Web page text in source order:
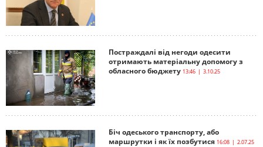
Постраждалі від негоди одесити
отримають матеріальну допомогу з
обласного бюджету 13:46 | 3.10.25
Біч одеського транспорту, або
маршрутки і як їх позбутися 16:08 | 2.07.25